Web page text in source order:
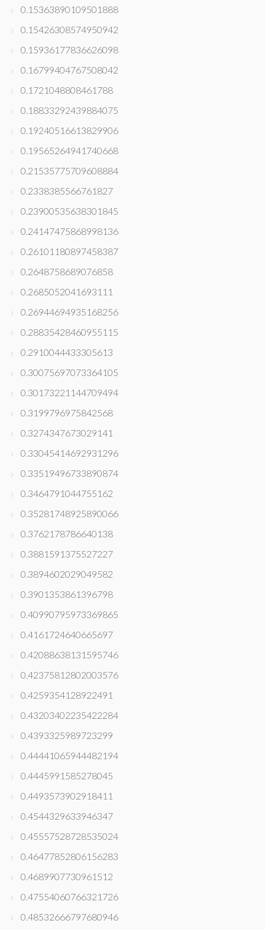
0.15363890109501888
0.15426308574950942
0.15936177836626098
0.16799404767508042
0.1721048808461788
0.18833292439884075
0.19240516613829906
0.19565264941740668
0.21535775709608884
0.2338385566761827
0.23900535638301845
0.24147475868998136
0.26101180897458387
0.2648758689076858
0.2685052041693111
0.26944694935168256
0.28835428460955115
0.2910044433305613
0.30075697073364105
0.30173221144709494
0.3199796975842568
0.3274347673029141
0.33045414692931296
0.33519496733890874
0.3464791044755162
0.35281748925890066
0.3762178786640138
0.3881591375527227
0.3894602029049582
0.3901353861396798
0.40990795973369865
0.4161724640665697
0.42088638131595746
0.42375812802003576
0.4259354128922491
0.43203402235422284
0.4393325989723299
0.44441065944482194
0.4445991585278045
0.4493573902918411
0.4544329633946347
0.45557528728535024
0.46477852806156283
0.4689907730961512
0.47554060766321726
0.48532666797680946